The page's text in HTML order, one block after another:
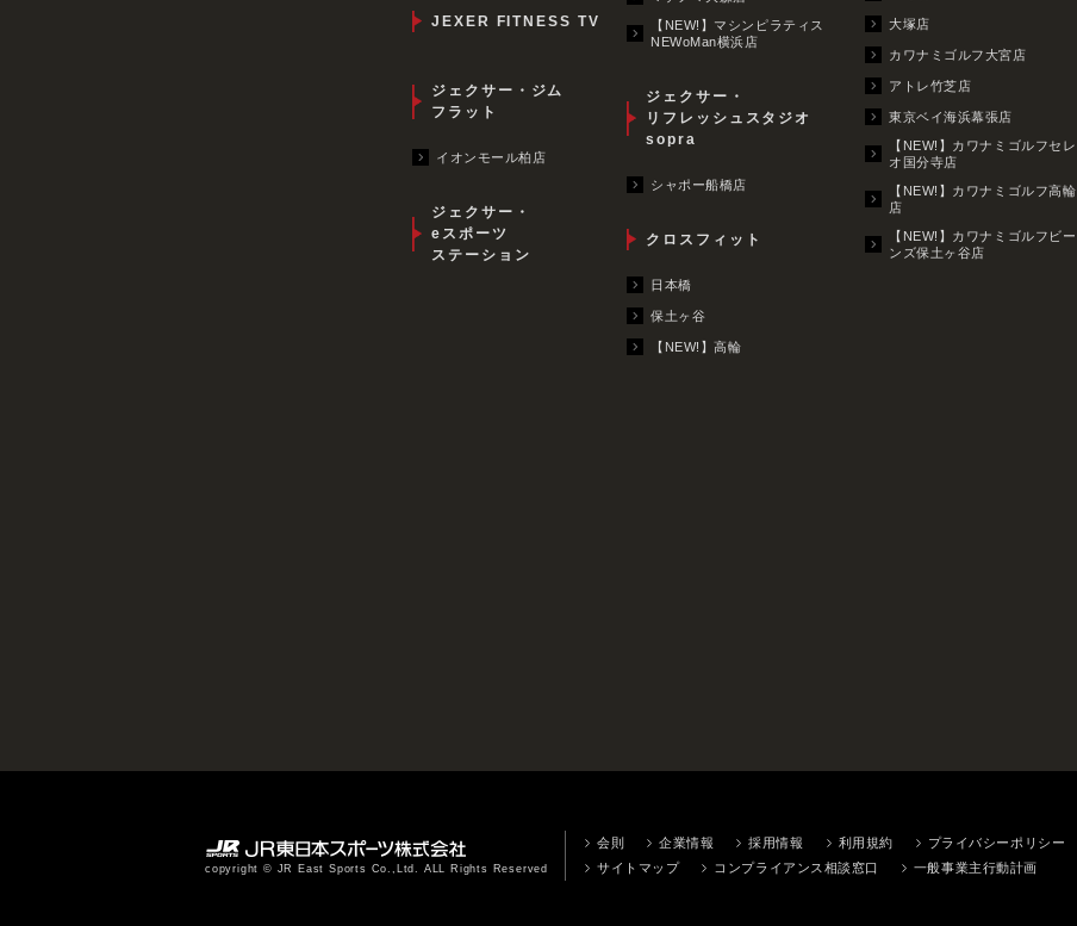
JEXER FITNESS TV
ジェクサー・ジム
フラット
イオンモール柏店
ジェクサー・
eスポーツ
ステーション
【NEW!】マシンピラティス
NEWoMan横浜店
ジェクサー・
リフレッシュスタジオ
sopra
シャポー船橋店
クロスフィット
日本橋
保土ヶ谷
【NEW!】高輪
大塚店
カワナミゴルフ大宮店
アトレ竹芝店
東京ベイ海浜幕張店
【NEW!】カワナミゴルフセレ
オ国分寺店
【NEW!】カワナミゴルフ高輪
店
【NEW!】カワナミゴルフビー
ンズ保土ヶ谷店
copyright © JR East Sports Co.,Ltd. ALL Rights Reserved
会則 企業情報 採用情報 利用規約
プライバシーポリシー
サイトマップ
コンプライアンス相談窓口 一般事業主行動計画